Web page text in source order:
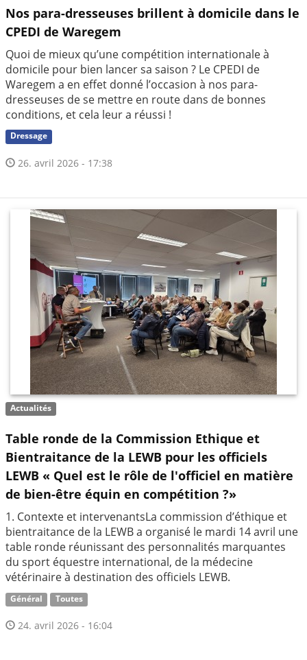
Nos para-dresseuses brillent à domicile dans le
CPEDI de Waregem
Quoi de mieux qu’une compétition internationale à
domicile pour bien lancer sa saison ? Le CPEDI de
Waregem a en effet donné l’occasion à nos para-
dresseuses de se mettre en route dans de bonnes
conditions, et cela leur a réussi !
Dressage
26. avril 2026 - 17:38
Actualités
Table ronde de la Commission Ethique et
Bientraitance de la LEWB pour les officiels
LEWB « Quel est le rôle de l'officiel en matière
de bien-être équin en compétition ?»
1. Contexte et intervenantsLa commission d’éthique et
bientraitance de la LEWB a organisé le mardi 14 avril une
table ronde réunissant des personnalités marquantes
du sport équestre international, de la médecine
vétérinaire à destination des officiels LEWB.
Général Toutes
24. avril 2026 - 16:04